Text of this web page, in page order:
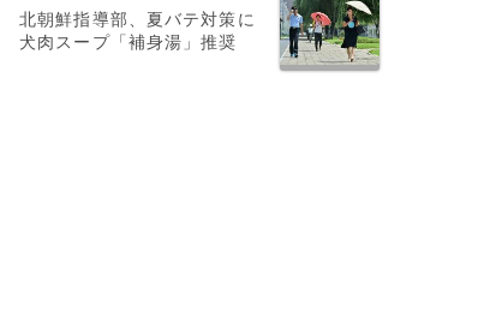
北朝鮮指導部、夏バテ対策に
犬肉スープ「補身湯」推奨